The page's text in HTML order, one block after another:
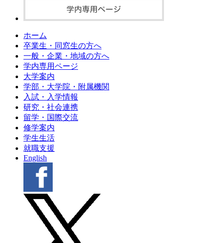
ホーム
卒業生・同窓生の方へ
一般・企業・地域の方へ
学内専用ページ
大学案内
学部・大学院・附属機関
入試・入学情報
研究・社会連携
留学・国際交流
修学案内
学生生活
就職支援
English